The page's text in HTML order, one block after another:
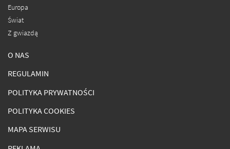
Europa
Świat
Z gwiazdą
O NAS
REGULAMIN
POLITYKA PRYWATNOŚCI
POLITYKA COOKIES
MAPA SERWISU